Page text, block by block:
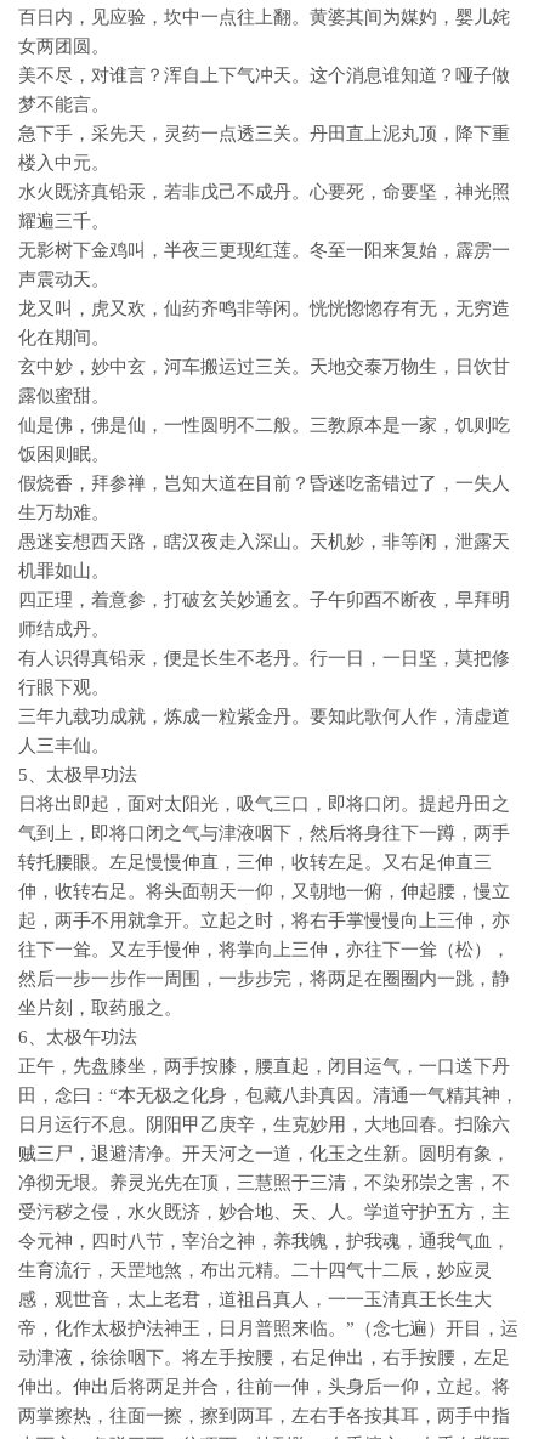
百日内，见应验，坎中一点往上翻。黄婆其间为媒妁，婴儿姹
女两团圆。
美不尽，对谁言？浑自上下气冲天。这个消息谁知道？哑子做
梦不能言。
急下手，采先天，灵药一点透三关。丹田直上泥丸顶，降下重
楼入中元。
水火既济真铅汞，若非戊己不成丹。心要死，命要坚，神光照
耀遍三千。
无影树下金鸡叫，半夜三更现红莲。冬至一阳来复始，霹雳一
声震动天。
龙又叫，虎又欢，仙药齐鸣非等闲。恍恍惚惚存有无，无穷造
化在期间。
玄中妙，妙中玄，河车搬运过三关。天地交泰万物生，日饮甘
露似蜜甜。
仙是佛，佛是仙，一性圆明不二般。三教原本是一家，饥则吃
饭困则眠。
假烧香，拜参禅，岂知大道在目前？昏迷吃斋错过了，一失人
生万劫难。
愚迷妄想西天路，瞎汉夜走入深山。天机妙，非等闲，泄露天
机罪如山。
四正理，着意参，打破玄关妙通玄。子午卯酉不断夜，早拜明
师结成丹。
有人识得真铅汞，便是长生不老丹。行一日，一日坚，莫把修
行眼下观。
三年九载功成就，炼成一粒紫金丹。要知此歌何人作，清虚道
人三丰仙。
5、太极早功法
日将出即起，面对太阳光，吸气三口，即将口闭。提起丹田之
气到上，即将口闭之气与津液咽下，然后将身往下一蹲，两手
转托腰眼。左足慢慢伸直，三伸，收转左足。又右足伸直三
伸，收转右足。将头面朝天一仰，又朝地一俯，伸起腰，慢立
起，两手不用就拿开。立起之时，将右手掌慢慢向上三伸，亦
往下一耸。又左手慢伸，将掌向上三伸，亦往下一耸（松），
然后一步一步作一周围，一步步完，将两足在圈圈内一跳，静
坐片刻，取药服之。
6、太极午功法
正午，先盘膝坐，两手按膝，腰直起，闭目运气，一口送下丹
田，念曰：“本无极之化身，包藏八卦真因。清通一气精其神，
日月运行不息。阴阳甲乙庚辛，生克妙用，大地回春。扫除六
贼三尸，退避清净。开天河之一道，化玉之生新。圆明有象，
净彻无垠。养灵光先在顶，三慧照于三清，不染邪崇之害，不
受污秽之侵，水火既济，妙合地、天、人。学道守护五方，主
令元神，四时八节，宰治之神，养我魄，护我魂，通我气血，
生育流行，天罡地煞，布出元精。二十四气十二辰，妙应灵
感，观世音，太上老君，道祖吕真人，一一玉清真王长生大
帝，化作太极护法神王，日月普照来临。”（念七遍）开目，运
动津液，徐徐咽下。将左手按腰，右足伸出，右手按腰，左足
伸出。伸出后将两足并合，往前一伸，头身后一仰，立起。将
两掌擦热，往面一擦，擦到两耳，左右手各按其耳，两手中指